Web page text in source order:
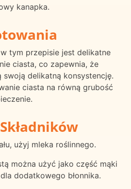
kanapka.
tym przepisie jest delikatne
ciasta, co zapewnia, że
swoją delikatną konsystencję.
ciasta na równą grubość
użyj mleka roślinnego.
można użyć jako część mąki
dodatkowego błonnika.